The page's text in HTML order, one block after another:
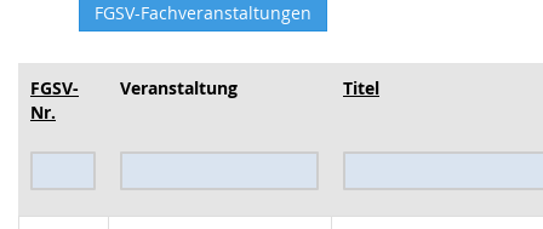
FGSV-Fachveranstaltungen
FGSV-
Nr.
Veranstaltung Titel